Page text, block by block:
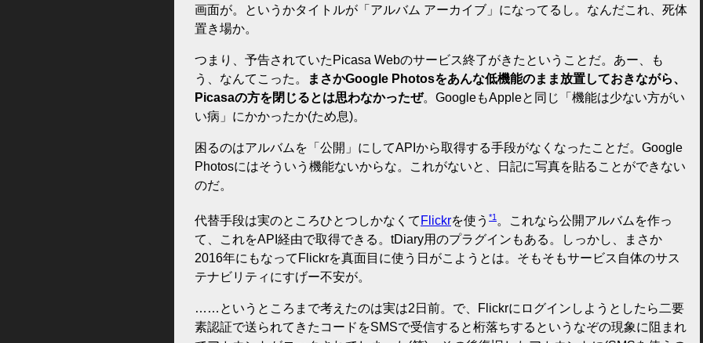
画面が。というかタイトルが「アルバム アーカイブ」になってるし。なんだこれ、死体
置き場か。
つまり、予告されていたPicasa Webのサービス終了がきたということだ。あー、も
う、なんてこった。
まさかGoogle Photosをあんな低機能のまま放置しておきながら、
Picasaの方を閉じるとは思わなかったぜ。GoogleもAppleと同じ「機能は少ない方がい
い病」にかかったか(ため息)。
困るのはアルバムを「公開」にしてAPIから取得する手段がなくなったことだ。Google
Photosにはそういう機能ないからな。これがないと、日記に写真を貼ることができない
のだ。
代替手段は実のところひとつしかなくて Flickrを使う *1 。これなら公開アルバムを作っ
て、これをAPI経由で取得できる。tDiary用のプラグインもある。しっかし、まさか
2016年にもなってFlickrを真面目に使う日がこようとは。そもそもサービス自体のサス
テナビリティにすげー不安が。
……というところまで考えたのは実は2日前。で、Flickrにログインしようとしたら二要
素認証で送られてきたコードをSMSで受信すると桁落ちするというなぞの現象に阻まれ